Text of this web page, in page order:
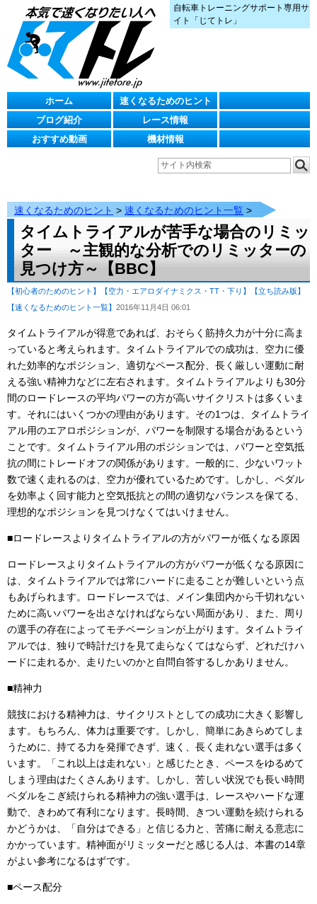
自転車トレーニングサポート専用サ
イト「じてトレ」
ホーム
速くなるためのヒント
ブログ紹介
レース情報
おすすめ動画
機材情報
速くなるためのヒント > 速くなるためのヒント一覧 >
タイムトライアルが苦手な場合のリミッ
ター ～主観的な分析でのリミッターの
見つけ方～【BBC】
【初心者のためのヒント】 【空力・エアロダイナミクス・TT・下り】
【立ち読み版】
【速くなるためのヒント一覧】 2016年11月4日 06:01
タイムトライアルが得意であれば、おそらく筋持久力が十分に高ま
っていると考えられます。タイムトライアルでの成功は、空力に優
れた効率的なポジション、適切なペース配分、長く厳しい運動に耐
える強い精神力などに左右されます。タイムトライアルよりも30分
間のロードレースの平均パワーの方が高いサイクリストは多くいま
す。それにはいくつかの理由があります。その1つは、タイムトライ
アル用のエアロポジションが、パワーを制限する場合があるという
ことです。タイムトライアル用のポジションでは、パワーと空気抵
抗の間にトレードオフの関係があります。一般的に、少ないワット
数で速く走れるのは、空力が優れているためです。しかし、ペダル
を効率よく回す能力と空気抵抗との間の適切なバランスを保てる、
理想的なポジションを見つけなくてはいけません。
■ロードレースよりタイムトライアルの方がパワーが低くなる原因
ロードレースよりタイムトライアルの方がパワーが低くなる原因に
は、タイムトライアルでは常にハードに走ることが難しいという点
もあげられます。ロードレースでは、メイン集団内から千切れない
ために高いパワーを出さなければならない局面があり、また、周り
の選手の存在によってモチベーションが上がります。タイムトライ
アルでは、独りで時計だけを見て走らなくてはならず、どれだけハ
ードに走れるか、走りたいのかと自問自答するしかありません。
■精神力
競技における精神力は、サイクリストとしての成功に大きく影響し
ます。もちろん、体力は重要です。しかし、簡単にあきらめてしま
うために、持てる力を発揮できず、速く、長く走れない選手は多く
います。「これ以上は走れない」と感じたとき、ペースをゆるめて
しまう理由はたくさんあります。しかし、苦しい状況でも長い時間
ペダルをこぎ続けられる精神力の強い選手は、レースやハードな運
動で、きわめて有利になります。長時間、きつい運動を続けられる
かどうかは、「自分はできる」と信じる力と、苦痛に耐える意志に
かかっています。精神面がリミッターだと感じる人は、本書の14章
がよい参考になるはずです。
■ペース配分